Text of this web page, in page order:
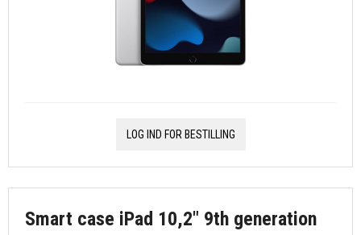
LOG IND FOR BESTILLING
Smart case iPad 10,2" 9th generation